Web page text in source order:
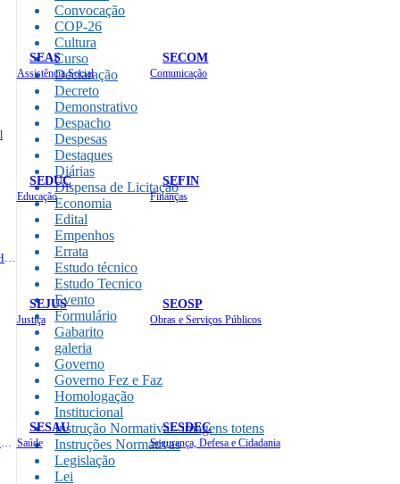
SEAS
Assistência Social
SECOM
Comunicação
SEDUC
Educação
SEFIN
Finanças
SEJUS
Justiça
SEOSP
Obras e Serviços Públicos
SESAU
Saúde
SESDEC
Segurança, Defesa e Cidadania
Convocação
COP-26
Cultura
Curso
Declaração
Decreto
Demonstrativo
Despacho
Despesas
Destaques
Diárias
Dispensa de Licitação
Economia
Edital
Empenhos
Errata
Estudo técnico
Estudo Tecnico
Evento
Formulário
Gabarito
galeria
Governo
Governo Fez e Faz
Homologação
Institucional
Instrução Normativa - imagens totens
Instruções Normativas
Legislação
Lei